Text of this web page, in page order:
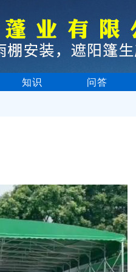
知识 问答